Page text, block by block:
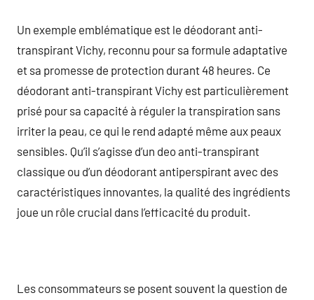
Un exemple emblématique est le déodorant anti-
transpirant Vichy, reconnu pour sa formule adaptative
et sa promesse de protection durant 48 heures. Ce
déodorant anti-transpirant Vichy est particulièrement
prisé pour sa capacité à réguler la transpiration sans
irriter la peau, ce qui le rend adapté même aux peaux
sensibles. Qu’il s’agisse d’un deo anti-transpirant
classique ou d’un déodorant antiperspirant avec des
caractéristiques innovantes, la qualité des ingrédients
joue un rôle crucial dans l’efficacité du produit.
Les consommateurs se posent souvent la question de